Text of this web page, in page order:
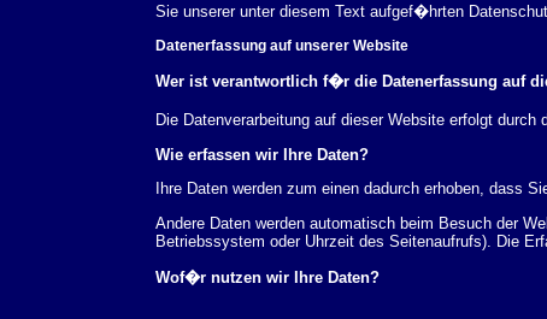
Sie unserer unter diesem Text aufgef�hrten
Datenerfassung auf unserer Website
Wer ist verantwortlich f�r die Datenerfassung auf
Die Datenverarbeitung auf dieser Website erfolgt
Wie erfassen wir Ihre Daten?
Ihre Daten werden zum einen dadurch erhoben, dass
Andere Daten werden automatisch beim Besuch der
Betriebssystem oder Uhrzeit des Seitenaufrufs). Die
Wof�r nutzen wir Ihre Daten?